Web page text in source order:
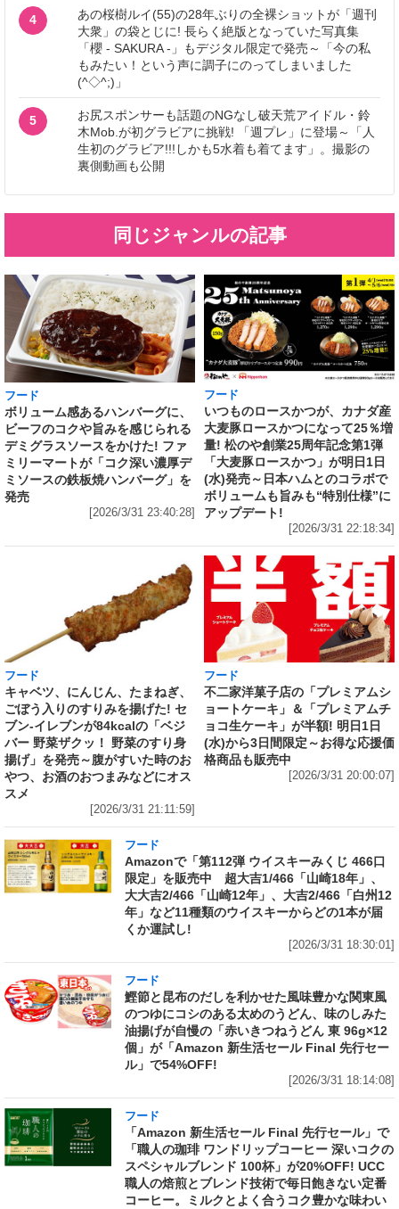
4
あの桜樹ルイ(55)の28年ぶりの全裸ショットが「週刊
大衆」の袋とじに! 長らく絶版となっていた写真集
「櫻 - SAKURA -」もデジタル限定で発売～「今の私
もみたい！という声に調子にのってしまいました
(^◇^;)」
5
お尻スポンサーも話題のNGなし破天荒アイドル・鈴
木Mob.が初グラビアに挑戦! 「週プレ」に登場～「人
生初のグラビア!!!しかも5水着も着てます」。撮影の
裏側動画も公開
同じジャンルの記事
フード
ボリューム感あるハンバーグに、
ビーフのコクや旨みを感じられる
デミグラスソースをかけた! ファ
ミリーマートが「コク深い濃厚デ
ミソースの鉄板焼ハンバーグ」を
発売
[2026/3/31 23:40:28]
フード
いつものロースかつが、カナダ産
大麦豚ロースかつになって25％増
量! 松のや創業25周年記念第1弾
「大麦豚ロースかつ」が明日1日
(水)発売～日本ハムとのコラボで
ボリュームも旨みも“特別仕様”に
アップデート!
[2026/3/31 22:18:34]
フード
キャベツ、にんじん、たまねぎ、
ごぼう入りのすりみを揚げた! セ
ブン‐イレブンが84kcalの「ベジ
バー 野菜ザクッ！ 野菜のすり身
揚げ」を発売～腹がすいた時のお
やつ、お酒のおつまみなどにオス
スメ
[2026/3/31 21:11:59]
フード
不二家洋菓子店の「プレミアムシ
ョートケーキ」＆「プレミアムチ
ョコ生ケーキ」が半額! 明日1日
(水)から3日間限定～お得な応援価
格商品も販売中
[2026/3/31 20:00:07]
フード
Amazonで「第112弾 ウイスキーみくじ 466口
限定」を販売中 超大吉1/466「山崎18年」、
大大吉2/466「山崎12年」、大吉2/466「白州12
年」など11種類のウイスキーからどの1本が届
くか運試し!
[2026/3/31 18:30:01]
フード
鰹節と昆布のだしを利かせた風味豊かな関東風
のつゆにコシのある太めのうどん、味のしみた
油揚げが自慢の「赤いきつねうどん 東 96g×12
個」が「Amazon 新生活セール Final 先行セー
ル」で54%OFF!
[2026/3/31 18:14:08]
フード
「Amazon 新生活セール Final 先行セール」で
「職人の珈琲 ワンドリップコーヒー 深いコクの
スペシャルブレンド 100杯」が20%OFF! UCC
職人の焙煎とブレンド技術で毎日飽きない定番
コーヒー。ミルクとよく合うコク豊かな味わい